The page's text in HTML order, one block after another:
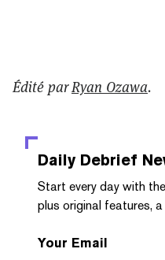
Édité parRyan Ozawa.
Daily Debrief
Start every day with
plus original features,
Your Email